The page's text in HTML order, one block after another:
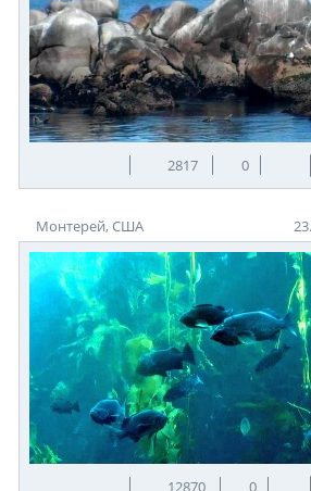
2817 0
Монтерей, США
12870 0